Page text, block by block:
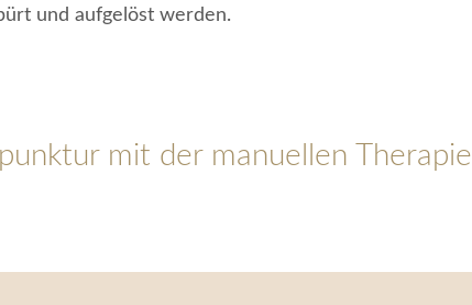
und aufgelöst werden.
mit der manuellen Therapie